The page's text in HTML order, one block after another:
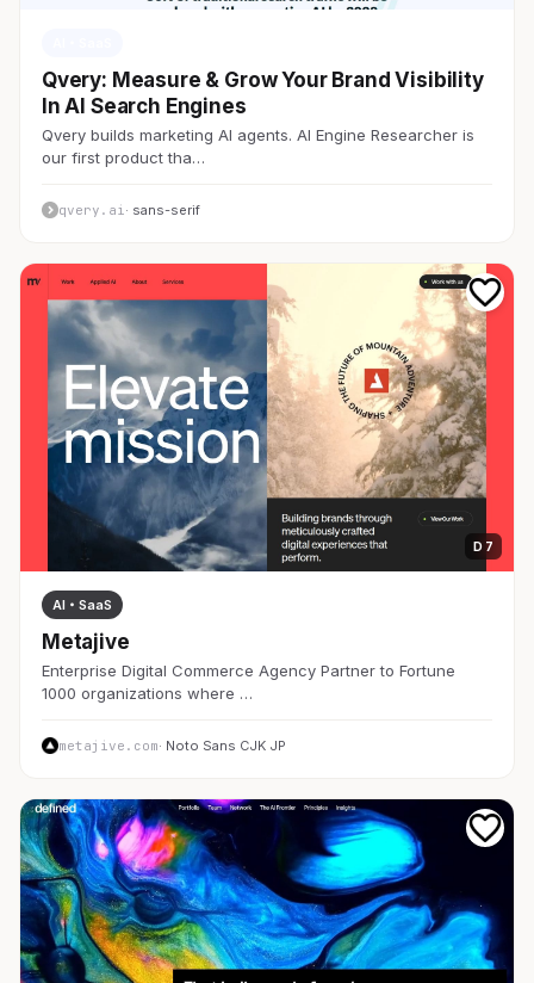
Qvery: Measure & Grow Your Brand Visibility
In AI Search Engines
Qvery builds marketing AI agents. AI Engine Researcher is
our first product tha…
qvery.ai · sans-serif
D 7
AI・SaaS
Metajive
Enterprise Digital Commerce Agency Partner to Fortune
1000 organizations where …
metajive.com· Noto Sans CJK JP